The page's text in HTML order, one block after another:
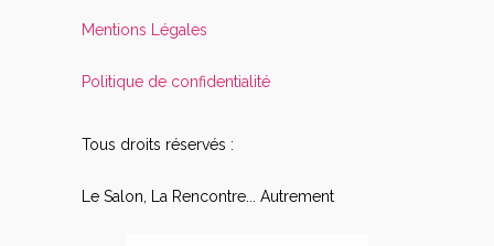
Mentions Légales
Politique de confidentialité
Tous droits réservés :
Le Salon, La Rencontre... Autrement